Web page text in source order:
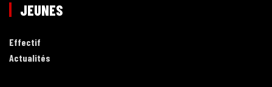
JEUNES
Effectif
Actualités